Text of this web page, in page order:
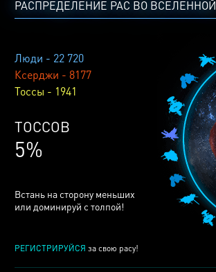
РАСПРЕДЕЛЕНИЕ РАС ВО ВСЕЛЕННОЙ
Люди - 22 720
Ксерджи - 8177
Тоссы - 1941
ТОССОВ
5%
Встань на сторону меньших
или доминируй с толпой!
РЕГИСТРИРУЙСЯ за свою расу!